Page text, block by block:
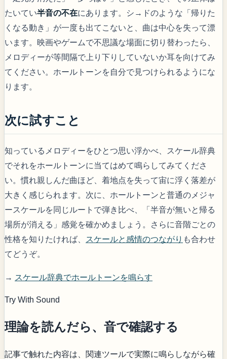
たいてい半音の不在にあります。シ→ドのような「帰りた
くなる動き」が一度も出てこないと、曲は中心を失って漂
います。映画やゲームで不思議な場面に切り替わったら、
メロディーが等間隔で上り下りしていないか耳を向けてみ
てください。ホールトーンを自分で見つけられるようにな
ります。
次に試すこと
知っているメロディーをひとつ思い浮かべ、スケール辞典
でそれをホールトーンに当てはめて鳴らしてみてくださ
い。慣れ親しんだ曲ほど、着地点を失って宙に浮く落差が
大きく感じられます。次に、ホールトーンと普通のメジャ
ースケールを同じルートで弾き比べ、「半音が無いと帰る
場所が消える」感覚を確かめましょう。さらに音階ごとの
性格を知りたければ、
スケールと感情のつながり も合わせ
てどうぞ。
→ スケール辞典でホールトーンを鳴らす
Try With Sound
理論を読んだら、音で確認する
記事で触れた内容は、関連ツールで実際に鳴らしながら確